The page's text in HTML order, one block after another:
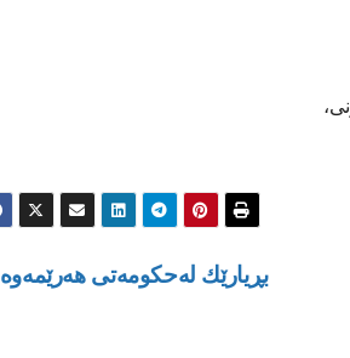
بڕیارێك لەحكومەتی هەرێمەوە